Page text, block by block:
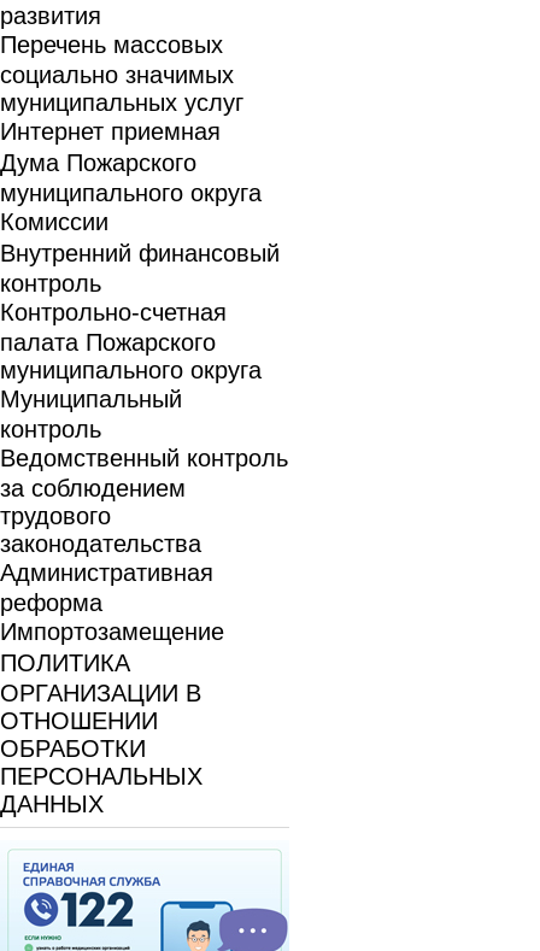
развития
Перечень массовых
социально значимых
муниципальных услуг
Интернет приемная
Дума Пожарского
муниципального округа
Комиссии
Внутренний финансовый
контроль
Контрольно-счетная
палата Пожарского
муниципального округа
Муниципальный
контроль
Ведомственный контроль
за соблюдением
трудового
законодательства
Административная
реформа
Импортозамещение
ПОЛИТИКА
ОРГАНИЗАЦИИ В
ОТНОШЕНИИ
ОБРАБОТКИ
ПЕРСОНАЛЬНЫХ
ДАННЫХ